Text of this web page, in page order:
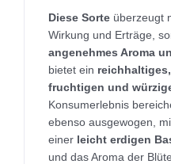
Diese Sorte überzeugt
Wirkung und Erträge,
angenehmes Aroma
bietet ein
fruchtigen und
Konsumerlebnis
ebenso ausgewogen,
einer leicht erdigen
und das Aroma der